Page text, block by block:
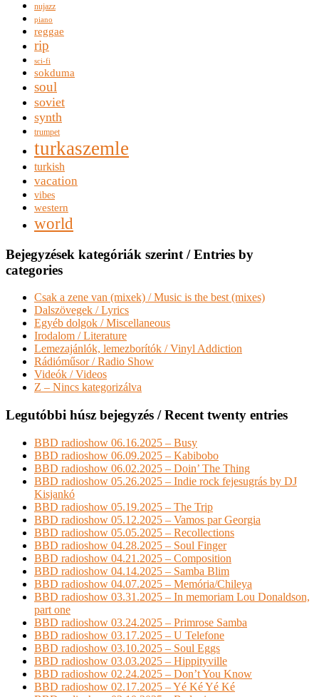
nujazz
piano
reggae
rip
sci-fi
sokduma
soul
soviet
synth
trumpet
turkaszemle
turkish
vacation
vibes
western
world
Bejegyzések kategóriák szerint / Entries by
categories
Csak a zene van (mixek) / Music is the best (mixes)
Dalszövegek / Lyrics
Egyéb dolgok / Miscellaneous
Irodalom / Literature
Lemezajánlók, lemezborítók / Vinyl Addiction
Rádióműsor / Radio Show
Videók / Videos
Z – Nincs kategorizálva
Legutóbbi húsz bejegyzés / Recent twenty entries
BBD radioshow 06.16.2025 – Busy
BBD radioshow 06.09.2025 – Kabibobo
BBD radioshow 06.02.2025 – Doin’ The Thing
BBD radioshow 05.26.2025 – Indie rock fejesugrás by DJ
Kisjankó
BBD radioshow 05.19.2025 – The Trip
BBD radioshow 05.12.2025 – Vamos par Georgia
BBD radioshow 05.05.2025 – Recollections
BBD radioshow 04.28.2025 – Soul Finger
BBD radioshow 04.21.2025 – Composition
BBD radioshow 04.14.2025 – Samba Blim
BBD radioshow 04.07.2025 – Memória/Chileya
BBD radioshow 03.31.2025 – In memoriam Lou Donaldson,
part one
BBD radioshow 03.24.2025 – Primrose Samba
BBD radioshow 03.17.2025 – U Telefone
BBD radioshow 03.10.2025 – Soul Eggs
BBD radioshow 03.03.2025 – Hippityville
BBD radioshow 02.24.2025 – Don’t You Know
BBD radioshow 02.17.2025 – Yé Ké Yé Ké